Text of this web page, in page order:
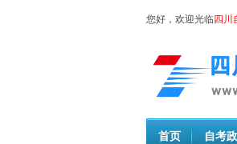
您好，欢迎光临 四川
首页 自考